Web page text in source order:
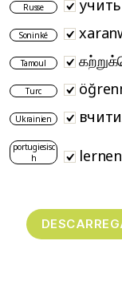
Russe учить
Soninké
Tamoul
Turc
Ukrainien
portugiesisc
h
lernen